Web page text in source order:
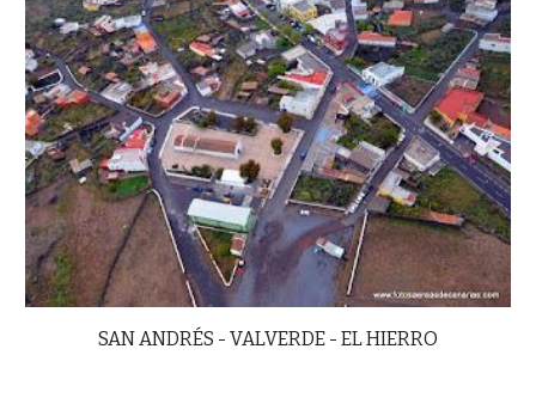
SAN ANDRÉS - VALVERDE - EL HIERRO